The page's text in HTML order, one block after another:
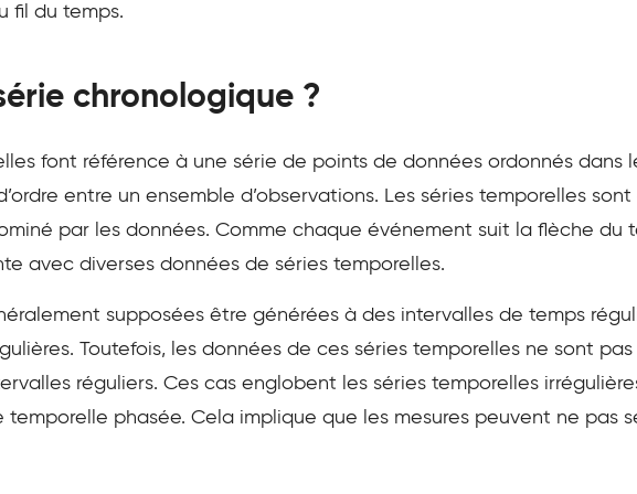
fil du temps.
chronologique ?
font référence à une série de points de données ordonnés dans
entre un ensemble d’observations. Les séries temporelles
par les données. Comme chaque événement suit la flèche du
avec diverses données de séries temporelles.
supposées être générées à des intervalles de temps
Toutefois, les données de ces séries temporelles ne sont pas
réguliers. Ces cas englobent les séries temporelles
phasée. Cela implique que les mesures peuvent ne pas